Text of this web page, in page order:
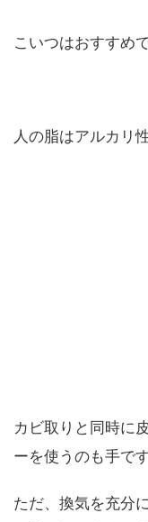
こいつはおすすめで
人の脂はアルカリ
カビ取りと同時に
ーを使うのも手です
ただ、換気を充分